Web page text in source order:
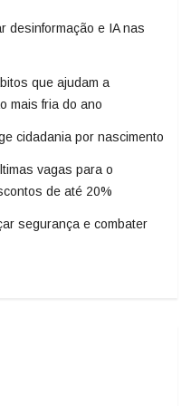
desinformação e IA nas
que ajudam a
mais fria do ano
cidadania por nascimento
vagas para o
de até 20%
segurança e combater